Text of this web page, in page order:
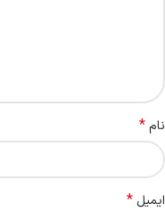
نام*
ایمیل *